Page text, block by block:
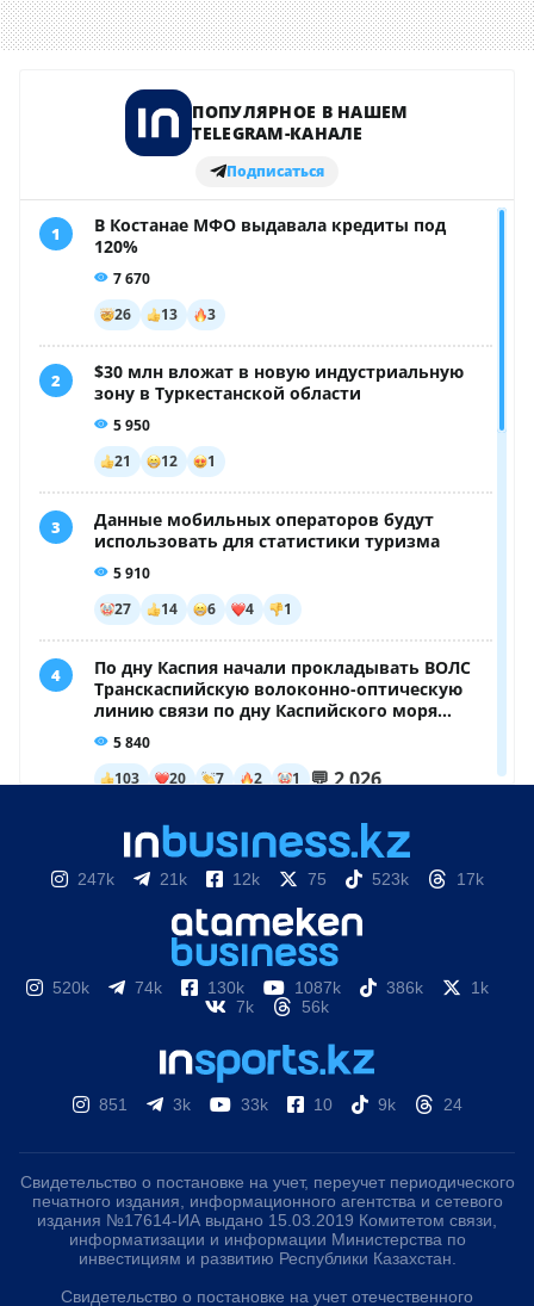
247k 21k 12k 75 523k 17k
520k 74k 130k 1087k 386k
1k
7k
56k
851 3k 33k 10 9k 24
Свидетельство о постановке на учет, переучет периодического
печатного издания, информационного агентства и сетевого
издания №17614-ИА выдано 15.03.2019 Комитетом связи,
информатизации и информации Министерства по
инвестициям и развитию Республики Казахстан.
Свидетельство о постановке на учет отечественного